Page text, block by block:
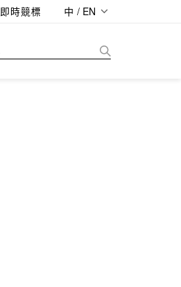
即時競標 中 / EN